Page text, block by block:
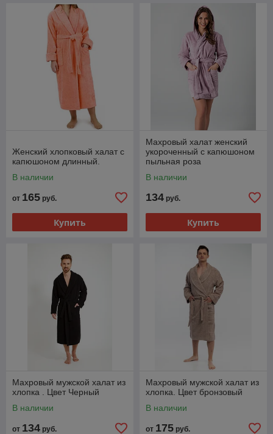
Женский хлопковый халат с
капюшоном длинный.
В наличии
от 165 руб.
Купить
Махровый халат женский
укороченный с капюшоном
пыльная роза
В наличии
134 руб.
Купить
Махровый мужской халат из
хлопка . Цвет Черный
В наличии
от 134 руб.
Махровый мужской халат из
хлопка. Цвет бронзовый
В наличии
от 175 руб.